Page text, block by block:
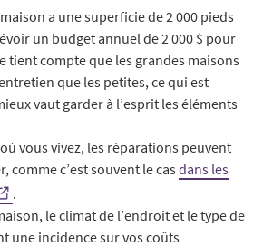
a une superficie de 2 000 pieds
un budget annuel de 2 000 $ pour
tient compte que les grandes maisons
que les petites, ce qui est
vaut garder à l’esprit les éléments
vous vivez, les réparations peuvent
comme c’est souvent le casdans les
.
le climat de l’endroit et le type de
une incidence sur vos coûts